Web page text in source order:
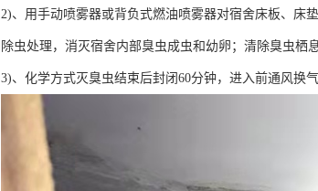
2)、用手动喷雾器或背负式燃油喷雾器对宿舍床板、床
除虫处理，消灭宿舍内部臭虫成虫和幼卵；清除臭虫栖
3)、化学方式灭臭虫结束后封闭60分钟，进入前通风换